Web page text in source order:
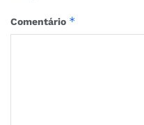
Comentário *